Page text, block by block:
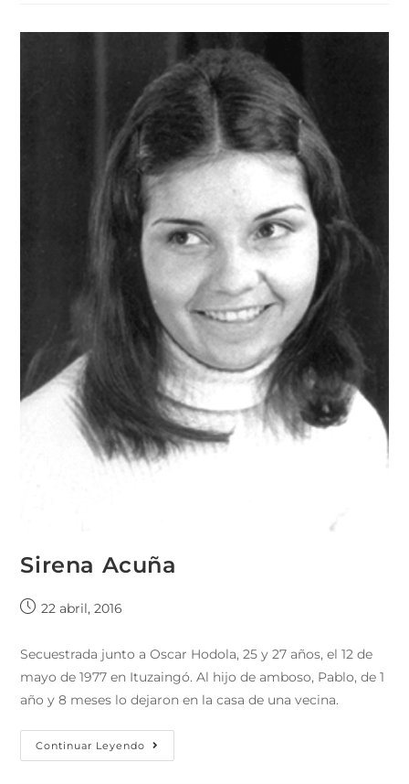
Sirena Acuña
22 abril, 2016
Secuestrada junto a Oscar Hodola, 25 y 27 años, el 12 de
mayo de 1977 en Ituzaingó. Al hijo de amboso, Pablo, de 1
año y 8 meses lo dejaron en la casa de una vecina.
Continuar Leyendo